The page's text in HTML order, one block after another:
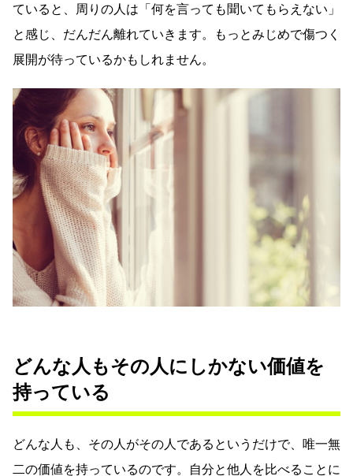
ていると、周りの人は「何を言っても聞いてもらえない」
と感じ、だんだん離れていきます。もっとみじめで傷つく
展開が待っているかもしれません。
どんな人もその人にしかない価値を
持っている
どんな人も、その人がその人であるというだけで、唯一無
二の価値を持っているのです。自分と他人を比べることに